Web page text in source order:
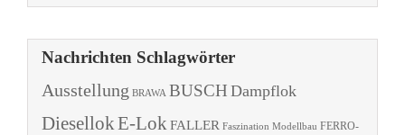
Nachrichten Schlagwörter
Ausstellung BRAWA BUSCH Dampflok
DiesellokE-LokFALLER Faszination Modellbau FERRO-